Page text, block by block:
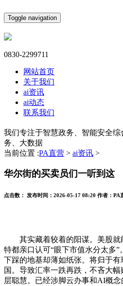
Toggle navigation
0830-2299711
网站首页
关于我们
ai资讯
ai动态
联系我们
我们专注于智慧政务、智能安全
务、大数据
当前位置 :PA直营 > ai资讯 >
华尔街的买卖员们一听到这
点击数： 发布时间： 2026-05-17 08:20 作者： PA
其实藏着较着的阳谋。美股就
特都亲口认可“眼下市值水分太多
下踩的地基却薄如纸张。将归于
国。导致汇率一跌再跌，不吝大
层聪慧。已经涉脚云办事和AI概